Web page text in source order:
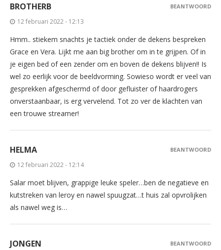
BROTHERB
12 februari 2022 - 12:13
Hmm.. stiekem snachts je tactiek onder de dekens bespreken
Grace en Vera. Lijkt me aan big brother om in te grijpen. Of in
je eigen bed of een zender om en boven de dekens blijven!! Is
wel zo eerlijk voor de beeldvorming. Sowieso wordt er veel van
gesprekken afgeschermd of door gefluister of haardrogers
onverstaanbaar, is erg vervelend. Tot zo ver de klachten van
een trouwe streamer!
BEANTWOORD
HELMA
12 februari 2022 - 12:14
Salar moet blijven, grappige leuke speler…ben de negatieve en
kutstreken van leroy en nawel spuugzat…t huis zal opvrolijken
als nawel weg is…
BEANTWOORD
JONGEN BEANTWOORD